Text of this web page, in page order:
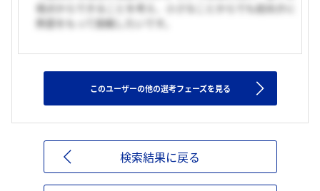
視点からできることを考え、小さなことからでも前向きに
熱意をもって挑戦したいです。
このユーザーの他の選考フェーズを見る
検索結果に戻る